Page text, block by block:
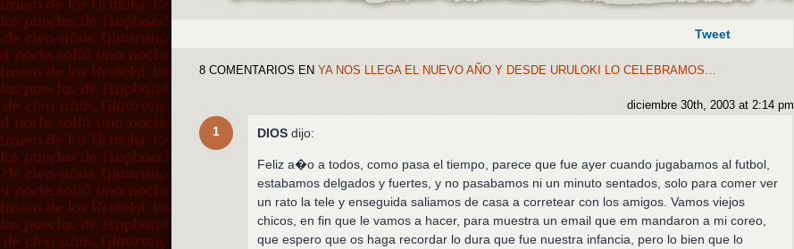
Tweet
8 COMENTARIOS EN YA NOS LLEGA EL NUEVO AÑO Y DESDE URULOKI LO CELEBRAMOS…
1
diciembre 30th, 2003 at 2:14 pm
DIOS dijo:
Feliz a�o a todos, como pasa el tiempo, parece que fue ayer cuando jugabamos al futbol,
estabamos delgados y fuertes, y no pasabamos ni un minuto sentados, solo para comer ver
un rato la tele y enseguida saliamos de casa a corretear con los amigos. Vamos viejos
chicos, en fin que le vamos a hacer, para muestra un email que em mandaron a mi coreo,
que espero que os haga recordar lo dura que fue nuestra infancia, pero lo bien que lo